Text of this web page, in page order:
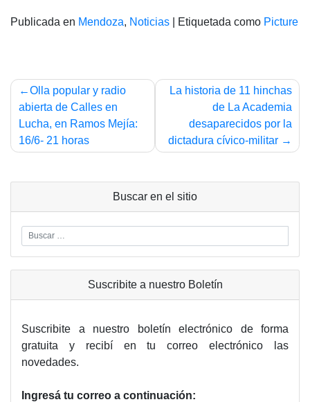
Publicada en Mendoza, Noticias Etiquetada como Picture
Navegación
de
entradas
Olla popular y radio
abierta de Calles en
Lucha, en Ramos Mejía:
16/6- 21 horas
La historia de 11 hinchas
de La Academia
desaparecidos por la
dictadura cívico-militar
Buscar en el sitio
Suscribite a nuestro Boletín
Suscribite a nuestro boletín electrónico de forma
gratuita y recibí en tu correo electrónico las
novedades.
Ingresá tu correo a continuación: